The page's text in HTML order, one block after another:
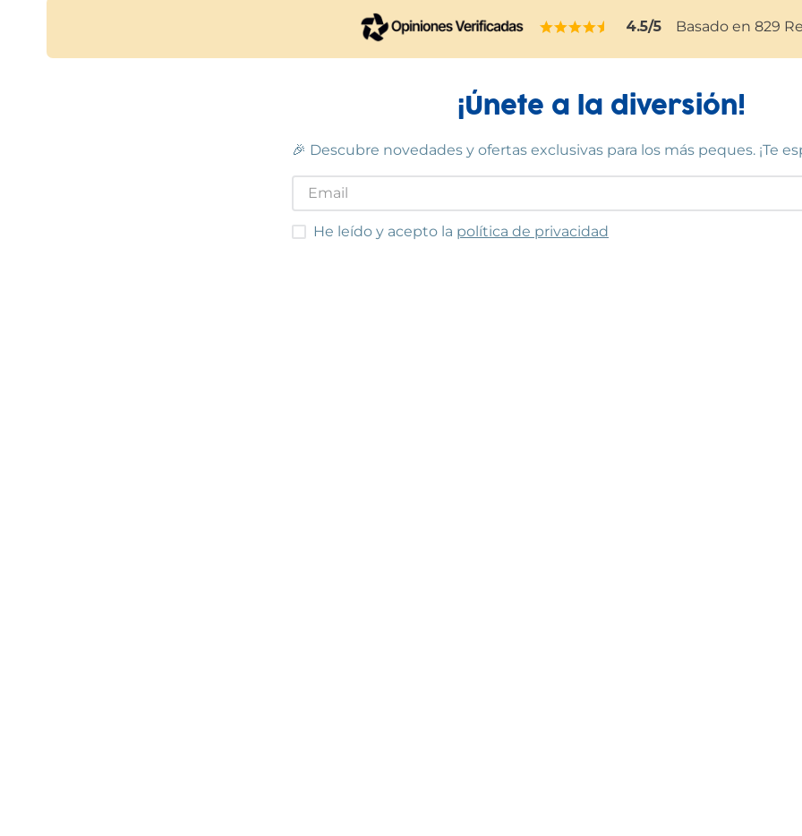
4.5/5 Basado en 829
¡Únete a la diversión!
🎉 Descubre novedades y ofertas exclusivas para los más peques. ¡Te
He leído y acepto las condiciones
He leído y acepto la política de privacidad